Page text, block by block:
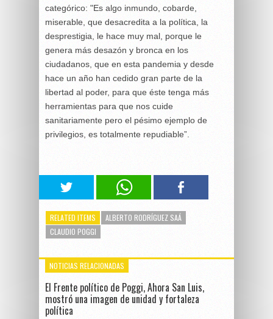
categórico: "Es algo inmundo, cobarde,
miserable, que desacredita a la política, la
desprestigia, le hace muy mal, porque le
genera más desazón y bronca en los
ciudadanos, que en esta pandemia y desde
hace un año han cedido gran parte de la
libertad al poder, para que éste tenga más
herramientas para que nos cuide
sanitariamente pero el pésimo ejemplo de
privilegios, es totalmente repudiable”.
RELATED ITEMS
ALBERTO RODRÍGUEZ SAÁ
CLAUDIO POGGI
NOTICIAS RELACIONADAS
El Frente político de Poggi, Ahora San Luis,
mostró una imagen de unidad y fortaleza
política